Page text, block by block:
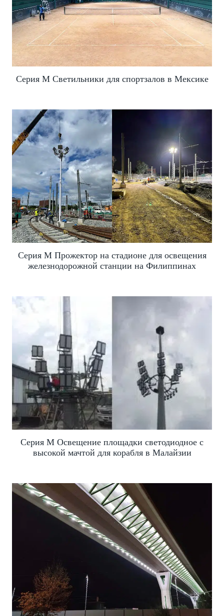
Серия M Светильники для спортзалов в Мексике
Серия M Прожектор на стадионе для освещения
железнодорожной станции на Филиппинах
Серия M Освещение площадки светодиодное с
высокой мачтой для корабля в Малайзии